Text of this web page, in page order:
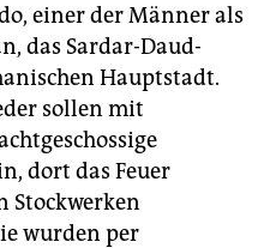
einer der Männer als
das Sardar-Daud-
Hauptstadt.
sollen mit
dort das Feuer
Stockwerken
wurden per